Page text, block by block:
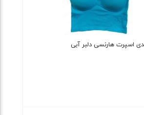
اسپرت هارنسی دلبر آبی